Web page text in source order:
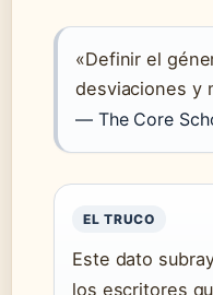
«Definir el
desviaciones y
— The Core
EL TRUCO
Este dato
los escritores